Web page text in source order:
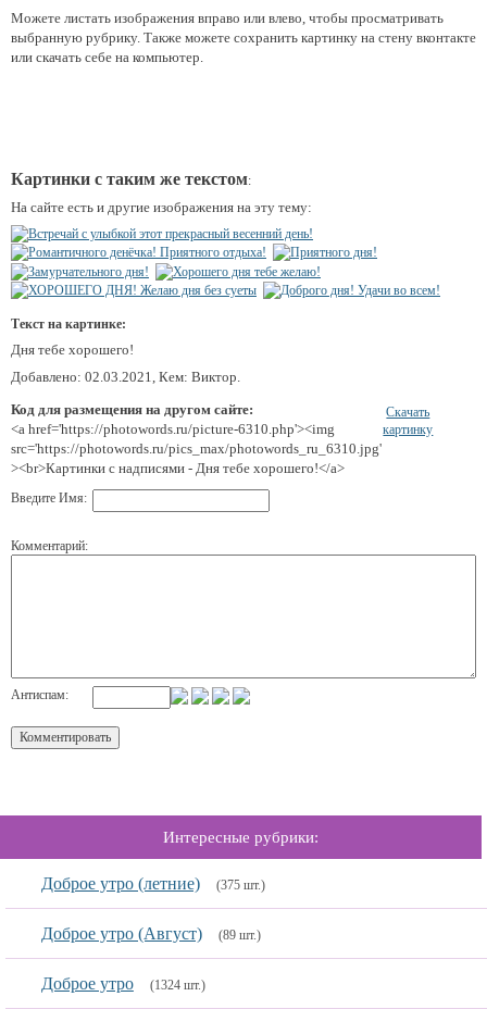
Можете листать изображения вправо или влево, чтобы просматривать
выбранную рубрику. Также можете сохранить картинку на стену вконтакте
или скачать себе на компьютер.
Картинки с таким же текстом:
На сайте есть и другие изображения на эту тему:
Текст на картинке:
Дня тебе хорошего!
Добавлено: 02.03.2021, Кем: Виктор.
Код для размещения на другом сайте:
<a href='https://photowords.ru/picture-6310.php'><img
src='https://photowords.ru/pics_max/photowords_ru_6310.jpg'
><br>Картинки с надписями - Дня тебе хорошего!</a>
Скачать
картинку
Введите Имя:
Комментарий:
Антиспам:
Интересные рубрики:
Доброе утро (летние) (375 шт.)
Доброе утро (Август) (89 шт.)
Доброе утро (1324 шт.)